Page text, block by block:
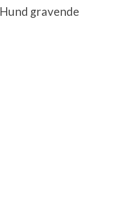
Hund gravende